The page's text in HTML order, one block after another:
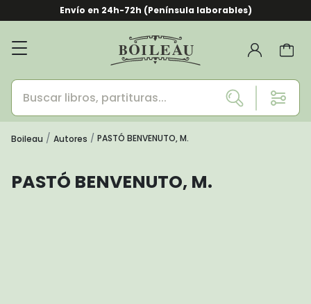
Envío en 24h-72h (Península laborables)
Boileau Autores PASTÓ BENVENUTO, M.
PASTÓ BENVENUTO, M.